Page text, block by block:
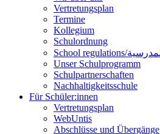
Vertretungsplan
Termine
Kollegium
Schulordnung
Unser Schulprogramm
Schulpartnerschaften
Nachhaltigkeitsschule
Für Schüler:innen
Vertretungsplan
WebUntis
Abschlüsse und Übergänge